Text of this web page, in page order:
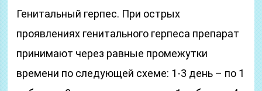
Генитальный герпес. При острых
проявлениях генитального герпеса препарат
принимают через равные промежутки
времени по следующей схеме: 1-3 день – по 1